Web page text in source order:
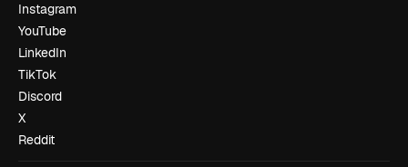
Instagram
YouTube
LinkedIn
TikTok
Discord
X
Reddit